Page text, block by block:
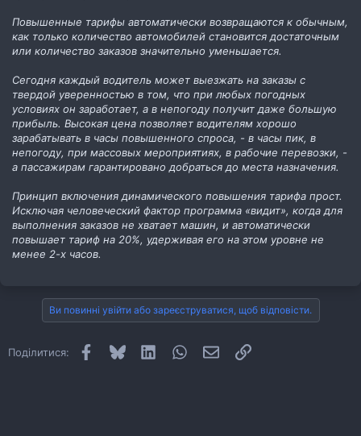
Повышенные тарифы автоматически возвращаются к обычным,
как только количество автомобилей становится достаточным
или количество заказов значительно уменьшается.
Сегодня каждый водитель может выезжать на заказы с
твердой уверенностью в том, что при любых погодных
условиях он заработает, а в непогоду получит даже большую
прибыль. Высокая цена позволяет водителям хорошо
зарабатывать в часы повышенного спроса, - в часы пик, в
непогоду, при массовых мероприятиях, в рабочие перевозки, -
а пассажирам гарантировано добраться до места назначения.
Принцип включения динамического повышения тарифа прост.
Исключая человеческий фактор программа «видит», когда для
выполнения заказов не хватает машин, и автоматически
повышает тариф на 20%, удерживая его на этом уровне не
менее 2-х часов.
Ви повинні увійти або зареєструватися, щоб відповісти.
Поділитися: Facebook
Bluesky LinkedInWhatsApp
E-mailПосилання